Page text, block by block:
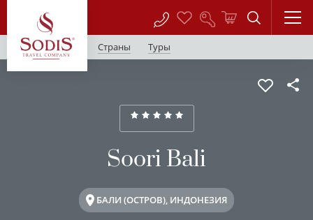
Страны Туры
Soori Bali
БАЛИ (ОСТРОВ), ИНДОНЕЗИЯ